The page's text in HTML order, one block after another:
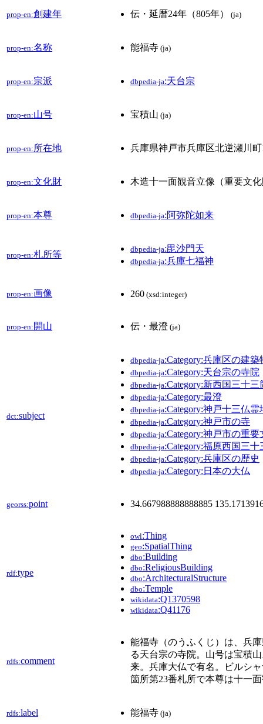
prop-en:創建年 伝・延暦24年（805年） (ja)
prop-en:名称 能福寺 (ja)
prop-en:宗派 dbpedia-ja:天台宗
prop-en:山号 宝積山 (ja)
prop-en: 所在地 兵庫県神戸市兵庫区北逆瀬川町
prop-en:文化財 木造十一面観音立像（重要文
prop-en:本尊 dbpedia-ja:阿弥陀如来
prop-en:札所等
dbpedia-ja:毘沙門天
dbpedia-ja:兵庫七福神
prop-en:画像 260 (xsd:integer)
prop-en: 開山 伝・最澄 (ja)
dct:subject
dbpedia-ja:Category:兵庫区の建築
dbpedia-ja:Category:天台宗の寺院
dbpedia-ja:Category:新西国三十三
dbpedia-ja:Category:最澄
dbpedia-ja:Category:神戸十三仏霊
dbpedia-ja:Category:神戸市の寺
dbpedia-ja:Category:神戸市の重要
dbpedia-ja:Category:福原西国三
dbpedia-ja:Category:兵庫区の歴史
dbpedia-ja:Category:日本の大仏
georss:point 34.667988888888885
rdf:type
owl:Thing
geo:SpatialThing
dbo:Building
dbo:ReligiousBuilding
dbo:ArchitecturalStructure
dbo:Temple
wikidata:Q1370598
wikidata:Q41176
rdfs:comment
能福寺（のうふくじ）は、兵
る天台宗の寺院。山号は宝積
来。兵庫大仏で有名。ビルシ
箇所第23番札所で本尊は十一
rdfs:label 能福寺 (ja)